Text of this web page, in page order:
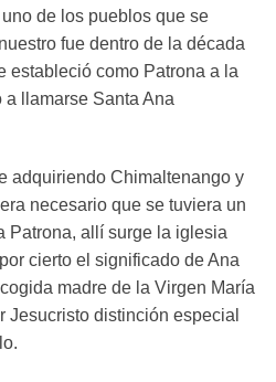
de los pueblos que se
fue dentro de la década
estableció como Patrona a la
a llamarse Santa Ana
adquiriendo Chimaltenango y
necesario que se tuviera un
Patrona, allí surge la iglesia
cierto el significado de Ana
madre de la Virgen María
Jesucristo distinción especial